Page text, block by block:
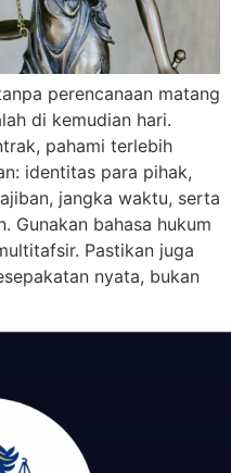
perencanaan matang
di kemudian hari.
pahami terlebih
identitas para pihak,
jangka waktu, serta
Gunakan bahasa hukum
Pastikan juga
nyata, bukan